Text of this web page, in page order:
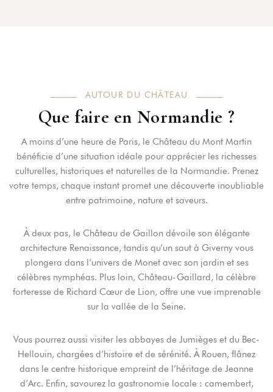
AUTOUR DU CHÂTEAU
Que faire en Normandie ?
A moins d’une heure de Paris, le Château du Mont Martin
bénéficie d’une situation idéale pour apprécier les richesses
culturelles, historiques et naturelles de la Normandie. Prenez
votre temps, chaque instant promet une découverte inoubliable
entre patrimoine, nature et saveurs.
À deux pas, le Château de Gaillon dévoile son élégante
architecture Renaissance, tandis qu’un saut à Giverny vous
plongera dans l’univers de Monet avec son jardin et ses
célèbres nymphéas. Plus loin, Château-Gaillard, la célèbre
forteresse de Richard Cœur de Lion, offre une vue imprenable
sur la vallée de la Seine.
Vous pourrez aussi visiter les abbayes de Jumièges et du Bec-
Hellouin, chargées d’histoire et de sérénité. À Rouen, flânez
dans le centre historique empreint de l’héritage de Jeanne
d’Arc. Enfin, savourez la gastronomie locale : camembert,
Login
USERNAME*